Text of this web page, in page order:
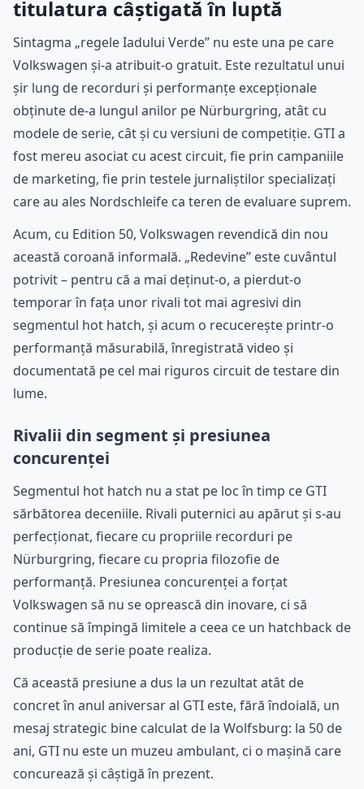
titulatura câștigată în luptă
Sintagma „regele Iadului Verde” nu este una pe care
Volkswagen și-a atribuit-o gratuit. Este rezultatul unui
șir lung de recorduri și performanțe excepționale
obținute de-a lungul anilor pe Nürburgring, atât cu
modele de serie, cât și cu versiuni de competiție. GTI a
fost mereu asociat cu acest circuit, fie prin campaniile
de marketing, fie prin testele jurnaliștilor specializați
care au ales Nordschleife ca teren de evaluare suprem.
Acum, cu Edition 50, Volkswagen revendică din nou
această coroană informală. „Redevine” este cuvântul
potrivit – pentru că a mai deținut-o, a pierdut-o
temporar în fața unor rivali tot mai agresivi din
segmentul hot hatch, și acum o recucerește printr-o
performanță măsurabilă, înregistrată video și
documentată pe cel mai riguros circuit de testare din
lume.
Rivalii din segment și presiunea
concurenței
Segmentul hot hatch nu a stat pe loc în timp ce GTI
sărbătorea deceniile. Rivali puternici au apărut și s-au
perfecționat, fiecare cu propriile recorduri pe
Nürburgring, fiecare cu propria filozofie de
performanță. Presiunea concurenței a forțat
Volkswagen să nu se oprească din inovare, ci să
continue să împingă limitele a ceea ce un hatchback de
producție de serie poate realiza.
Că această presiune a dus la un rezultat atât de
concret în anul aniversar al GTI este, fără îndoială, un
mesaj strategic bine calculat de la Wolfsburg: la 50 de
ani, GTI nu este un muzeu ambulant, ci o mașină care
concurează și câștigă în prezent.